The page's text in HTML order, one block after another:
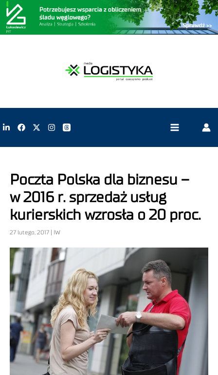
Poczta Polska dla biznesu –
w 2016 r. sprzedaż usług
kurierskich wzrosła o 20 proc.
27 lutego, 2017 | IW